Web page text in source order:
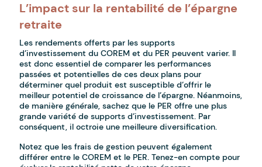
L’impact sur la rentabilité de l’épargne
retraite
Les rendements offerts par les supports
d’investissement du COREM et du PER peuvent varier. Il
est donc essentiel de comparer les performances
passées et potentielles de ces deux plans pour
déterminer quel produit est susceptible d’offrir le
meilleur potentiel de croissance de l’épargne. Néanmoins,
de manière générale, sachez que le PER offre une plus
grande variété de supports d’investissement. Par
conséquent, il octroie une meilleure diversification.
Notez que les frais de gestion peuvent également
différer entre le COREM et le PER. Tenez-en compte pour